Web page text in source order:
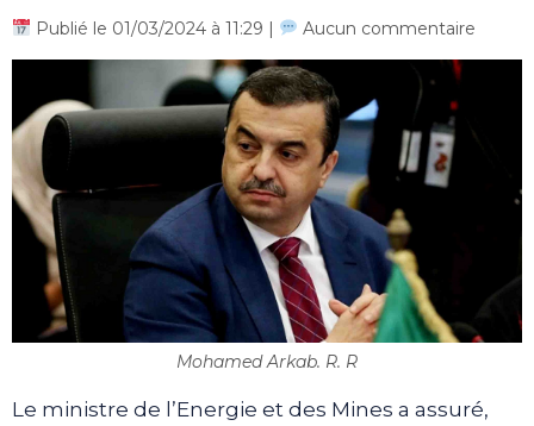
Publié le 01/03/2024 à 11:29 | Aucun commentaire
Mohamed Arkab. R. R
Le ministre de l’Energie et des Mines a assuré,